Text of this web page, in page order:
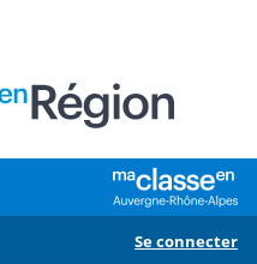
Se connecter